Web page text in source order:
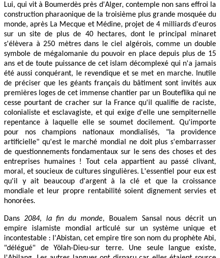
Lui, qui vit à Boumerdès près d'Alger, contemple non sans effroi la
construction pharaonique de la troisième plus grande mosquée du
monde, après La Mecque et Médine, projet de 4 milliards d'euros
sur un site de plus de 40 hectares, dont le principal minaret
s'élèvera à 250 mètres dans le ciel algérois, comme un double
symbole de mégalomanie du pouvoir en place depuis plus de 15
ans et de toute puissance de cet islam décomplexé qui n'a jamais
été aussi conquérant, le revendique et se met en marche. Inutile
de préciser que les géants français du bâtiment sont invités aux
premières loges de cet immense chantier par un Bouteflika qui ne
cesse pourtant de cracher sur la France qu'il qualifie de raciste,
colonialiste et esclavagiste, et qui exige d'elle une sempiternelle
repentance à laquelle elle se soumet docilement. Qu'importe
pour nos champions nationaux mondialisés, "la providence
artificielle" qu'est le marché mondial ne doit plus s'embarrasser
de questionnements fondamentaux sur le sens des choses et des
entreprises humaines ! Tout cela appartient au passé clivant,
moral, et soucieux de cultures singulières. L'essentiel pour eux est
qu'il y ait beaucoup d'argent à la clé et que la croissance
mondiale et leur propre rentabilité soient dignement servies et
honorées.
Dans 2084, la fin du monde, Boualem Sansal nous décrit un
empire islamiste mondial articulé sur un système unique et
incontestable : l'Abistan, cet empire tire son nom du prophète Abi,
"délégué" de Yölah-Dieu-sur terre. Une seule langue existe,